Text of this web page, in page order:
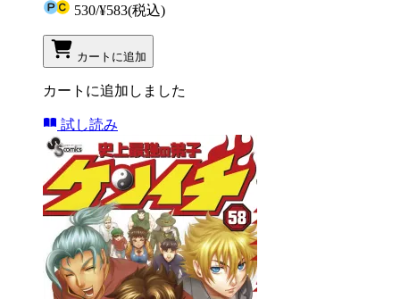
530/¥583(税込)
カートに追加
カートに追加しました
試し読み